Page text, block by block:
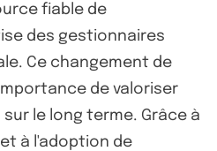
fiable de
des gestionnaires
Ce changement de
de valoriser
le long terme. Grâce à
à l'adoption de